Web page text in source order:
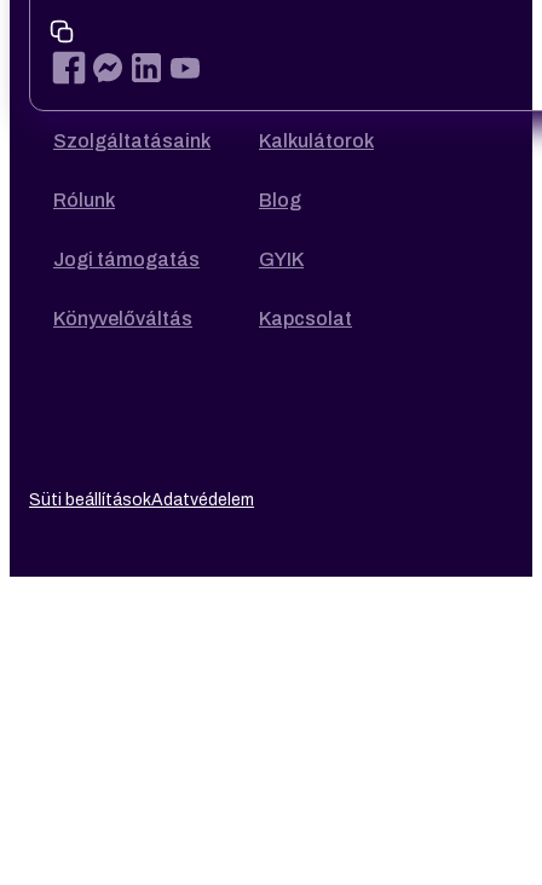
Szolgáltatásaink Kalkulátorok
Rólunk Blog
Jogi támogatás GYIK
Könyvelőváltás Kapcsolat
Süti beállításokAdatvédelem